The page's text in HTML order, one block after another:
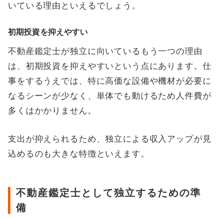
いている理由といえるでしょう。
初期投資を抑えやすい
不動産鑑定士が独立に向いているもう一つの理由
は、初期投資を抑えやすいという点にあります。仕
事をするうえでは、特に高価な設備や機材が必要に
なるシーンが少なく、単体でも動けるため人件費が
多くはかかりません。
支出が抑えられるため、独立による収入アップが見
込めるのも大きな特徴といえます。
不動産鑑定士として独立するための準
備